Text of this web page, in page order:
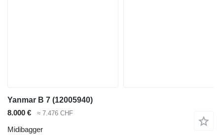
Yanmar B 7 (12005940)
8.000 €
≈ 7.476 CHF
Midibagger